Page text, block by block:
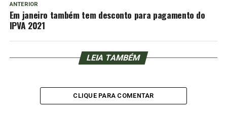
ANTERIOR
Em janeiro também tem desconto para pagamento do
IPVA 2021
LEIA TAMBÉM
CLIQUE PARA COMENTAR